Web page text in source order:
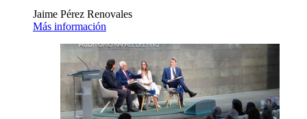
Jaime Pérez Renovales
Más información